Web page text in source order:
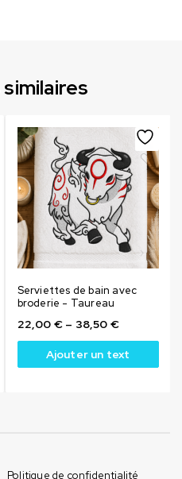
Serviettes de bain avec
broderie - Taureau
22,00 €– 38,50 €
Ajouter un text
Politique de confidentialité